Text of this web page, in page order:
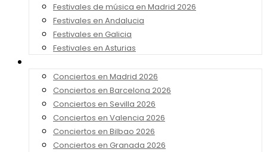
Festivales de música en Madrid 2026
Festivales en Andalucia
Festivales en Galicia
Festivales en Asturias
Conciertos en Madrid 2026
Conciertos en Barcelona 2026
Conciertos en Sevilla 2026
Conciertos en Valencia 2026
Conciertos en Bilbao 2026
Conciertos en Granada 2026